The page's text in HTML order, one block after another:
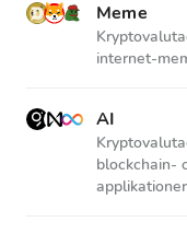
Meme
internet-
AI
blockchain-